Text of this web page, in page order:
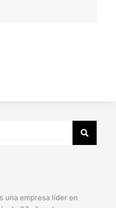
una empresa líder en